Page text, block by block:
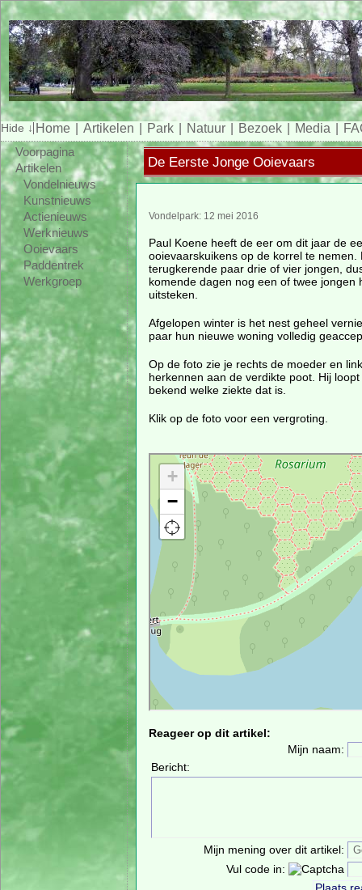
Home Artikelen Park Natuur Bezoek Media
Voorpagina
Artikelen
Vondelnieuws
Kunstnieuws
Actienieuws
Werknieuws
Ooievaars
Paddentrek
Werkgroep
De Eerste Jonge Ooievaars
Vondelpark: 12 mei 2016
Paul Koene heeft de eer om dit jaar de
ooievaarskuikens op de korrel te nemen.
terugkerende paar drie of vier jongen,
komende dagen nog een of twee jongen
uitsteken.
Afgelopen winter is het nest geheel
paar hun nieuwe woning volledig
Op de foto zie je rechts de moeder en
herkennen aan de verdikte poot. Hij
bekend welke ziekte dat is.
Klik op de foto voor een vergroting.
Reageer op dit artikel:
Mijn naam:
Bericht:
Mijn mening over dit artikel:
Vul code in: